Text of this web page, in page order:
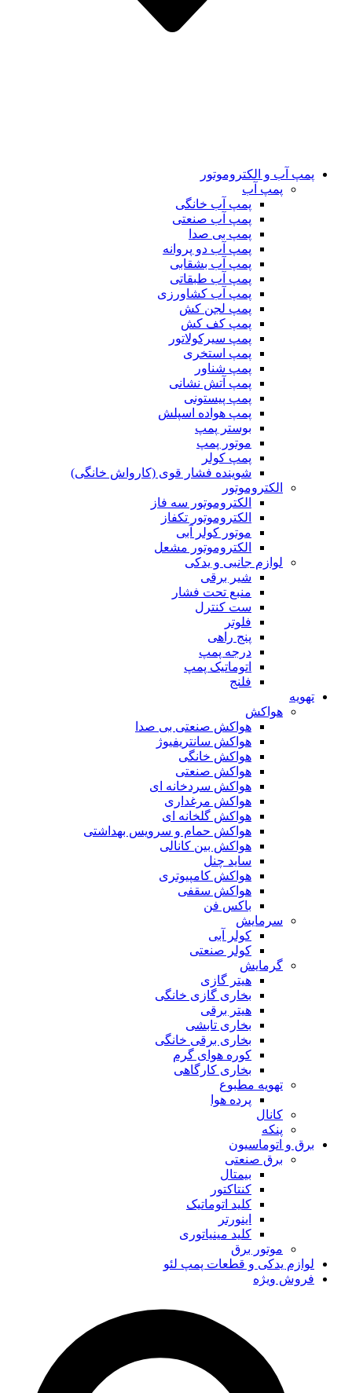
پمپ آب و الکتروموتور
پمپ آب
پمپ آب خانگی
پمپ آب صنعتی
پمپ بی صدا
پمپ آب دو پروانه
پمپ آب بشقابی
پمپ آب طبقاتی
پمپ آب کشاورزی
پمپ لجن کش
پمپ کف کش
پمپ سیرکولاتور
پمپ استخری
پمپ شناور
پمپ آتش نشانی
پمپ پیستونی
پمپ هواده اسپلش
بوستر پمپ
موتور پمپ
پمپ کولر
شوینده فشار قوی (کارواش خانگی)
الکتروموتور
الکتروموتور سه فاز
الکتروموتور تکفاز
موتور کولر آبی
الکتروموتور مشعل
لوازم جانبی و یدکی
شیر برقی
منبع تحت فشار
ست کنترل
فلوتر
پنج راهی
درجه پمپ
اتوماتیک پمپ
فلنج
تهویه
هواکش
هواکش صنعتی بی صدا
هواکش سانتریفیوژ
هواکش خانگی
هواکش صنعتی
هواکش سردخانه ای
هواکش مرغداری
هواکش گلخانه ای
هواکش حمام و سرویس بهداشتی
هواکش بین کانالی
ساید چنل
هواکش کامپیوتری
هواکش سقفی
باکس فن
سرمایش
کولر آبی
کولر صنعتی
گرمایش
هیتر گازی
بخاری گازی خانگی
هیتر برقی
بخاری تابشی
بخاری برقی خانگی
کوره هوای گرم
بخاری کارگاهی
تهویه مطبوع
پرده هوا
کانال
پنکه
برق و اتوماسیون
برق صنعتی
بیمتال
کنتاکتور
کلید اتوماتیک
اینورتر
کلید مینیاتوری
موتور برق
لوازم یدکی و قطعات پمپ لئو
فروش ویژه